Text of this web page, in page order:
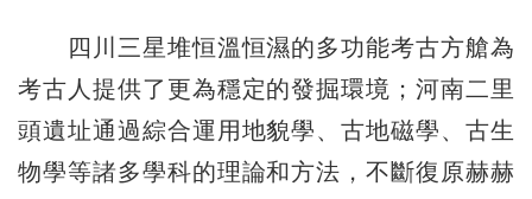
四川三星堆恒溫恒濕的多功能考古方艙為
考古人提供了更為穩定的發掘環境；河南二里
頭遺址通過綜合運用地貌學、古地磁學、古生
物學等諸多學科的理論和方法，不斷復原赫赫